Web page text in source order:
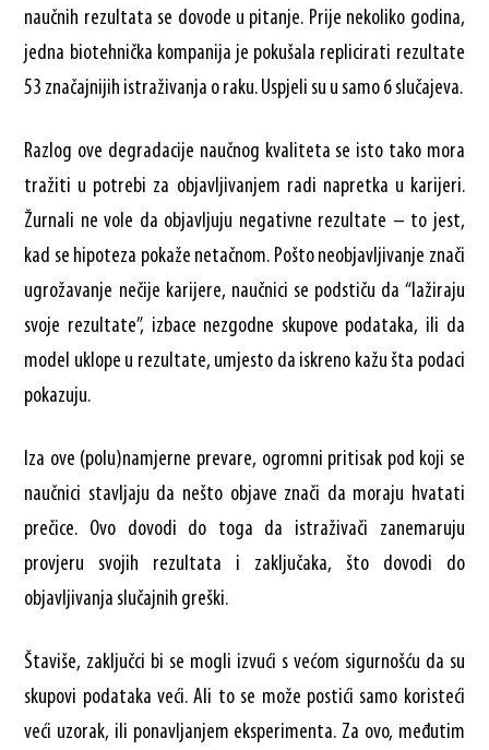
naučnih rezultata se dovode u pitanje. Prije nekoliko godina,
jedna biotehnička kompanija je pokušala replicirati rezultate
53 značajnijih istraživanja o raku. Uspjeli su u samo 6 slučajeva.
Razlog ove degradacije naučnog kvaliteta se isto tako mora
tražiti u potrebi za objavljivanjem radi napretka u karijeri.
Žurnali ne vole da objavljuju negativne rezultate – to jest,
kad se hipoteza pokaže netačnom. Pošto neobjavljivanje znači
ugrožavanje nečije karijere, naučnici se podstiču da “lažiraju
svoje rezultate”, izbace nezgodne skupove podataka, ili da
model uklope u rezultate, umjesto da iskreno kažu šta podaci
pokazuju.
Iza ove (polu)namjerne prevare, ogromni pritisak pod koji se
naučnici stavljaju da nešto objave znači da moraju hvatati
prečice. Ovo dovodi do toga da istraživači zanemaruju
provjeru svojih rezultata i zaključaka, što dovodi do
objavljivanja slučajnih greški.
Štaviše, zaključci bi se mogli izvući s većom sigurnošću da su
skupovi podataka veći. Ali to se može postići samo koristeći
veći uzorak, ili ponavljanjem eksperimenta. Za ovo, međutim